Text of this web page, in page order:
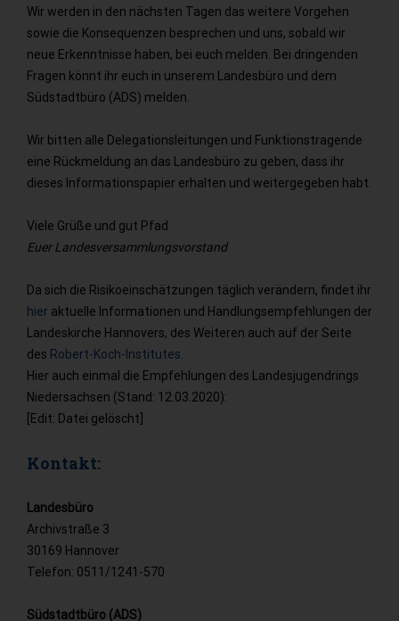
Wir werden in den nächsten Tagen das weitere Vorgehen
sowie die Konsequenzen besprechen und uns, sobald wir
neue Erkenntnisse haben, bei euch melden. Bei dringenden
Fragen könnt ihr euch in unserem Landesbüro und dem
Südstadtbüro (ADS) melden.
Wir bitten alle Delegationsleitungen und Funktionstragende
eine Rückmeldung an das Landesbüro zu geben, dass ihr
dieses Informationspapier erhalten und weitergegeben habt.
Viele Grüße und gut Pfad
Euer Landesversammlungsvorstand
Da sich die Risikoeinschätzungen täglich verändern, findet ihr
hier aktuelle Informationen und Handlungsempfehlungen der
Landeskirche Hannovers, des Weiteren auch auf der Seite
des Robert-Koch-Institutes
Hier auch einmal die Empfehlungen des Landesjugendrings
Niedersachsen (Stand: 12.03.2020):
[Edit: Datei gelöscht]
Kontakt:
Landesbüro
Archivstraße 3
30169 Hannover
Telefon: 0511/1241-570
Südstadtbüro (ADS)